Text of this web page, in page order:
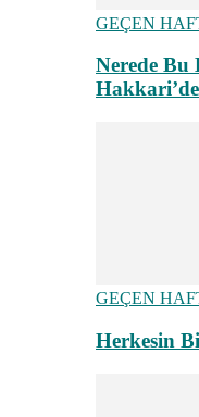
GEÇEN
Nerede Bu
GEÇEN
Herkesin